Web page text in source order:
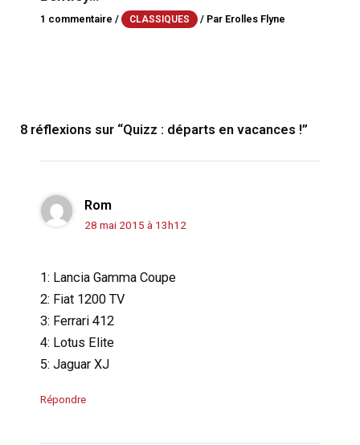
1 commentaire / CLASSIQUES / Par Erolles Flyne
8 réflexions sur “Quizz : départs en vacances !”
Rom
28 mai 2015 à 13h12
1: Lancia Gamma Coupe
2: Fiat 1200 TV
3: Ferrari 412
4: Lotus Elite
5: Jaguar XJ
Répondre